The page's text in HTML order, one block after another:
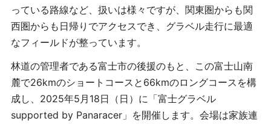
っている路線など、扱いは様々ですが、関東圏からも関
西圏からも日帰りでアクセスでき、グラベル走行に最適
なフィールドが整っています。
林道の管理者である富士市の後援のもと、この富士山南
麓で26kmのショートコースと66kmのロングコースを構
成し、2025年5月18日（日）に「富士グラベル
supported by Panaracer」を開催します。会場は家族連